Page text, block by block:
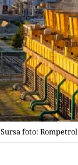
Sursa foto: Rompetrol